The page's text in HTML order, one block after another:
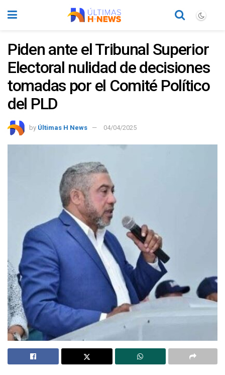
Piden ante el Tribunal Superior
Electoral nulidad de decisiones
tomadas por el Comité Político
del PLD
by Últimas H News 04/04/2025